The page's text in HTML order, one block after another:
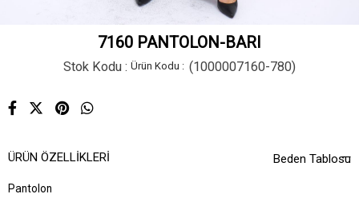
7160 PANTOLON-BARI
Stok Kodu (1000007160-780)
Beden Tablosu
ÜRÜN ÖZELLIKLERI
Pantolon